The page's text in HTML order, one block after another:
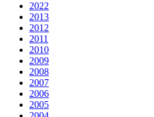
2022
2013
2012
2011
2010
2009
2008
2007
2006
2005